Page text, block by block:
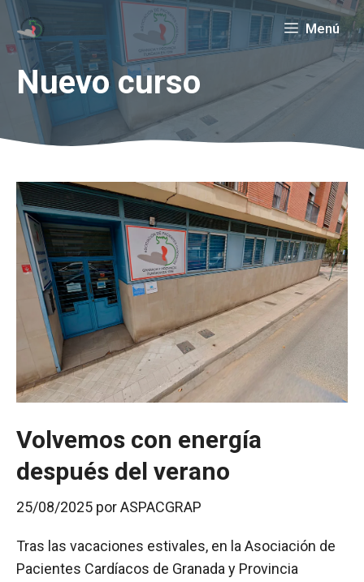
Saltar
contenido
Menú
Nuevo curso
Volvemos con energía
después del verano
25/08/2025 porASPACGRAP
Tras las vacaciones estivales, en la Asociación de
Pacientes Cardíacos de Granada y Provincia